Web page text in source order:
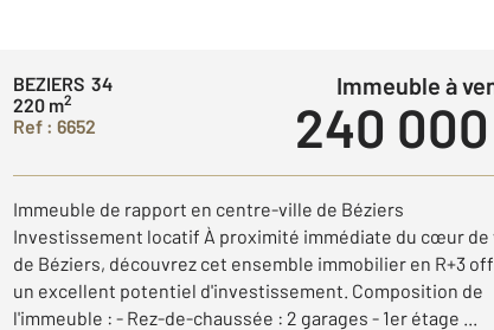
BEZIERS 34
220 m2
Ref : 6652
Immeuble à
240
Immeuble de rapport en centre-ville de Béziers
Investissement locatif À proximité immédiate du cœur de
de Béziers, découvrez cet ensemble immobilier en R+3
un excellent potentiel d'investissement. Composition de
l'immeuble : - Rez-de-chaussée : 2 garages - 1er étage ...